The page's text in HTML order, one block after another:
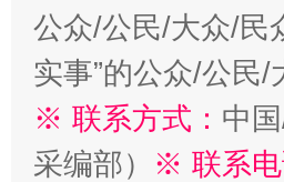
公众/公民/大众/民
实事”的公众/公民
※ 联系方式： 中
采编部） ※ 联系电